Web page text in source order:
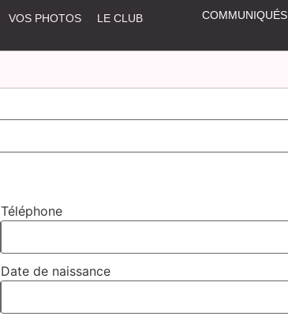
VOS PHOTOS LE CLUB COMMUNIQUÉS
Téléphone
Date de naissance